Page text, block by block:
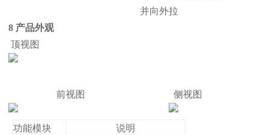
并向外拉
8 产品外观
顶视图
前视图 侧视图
功能模块
说明